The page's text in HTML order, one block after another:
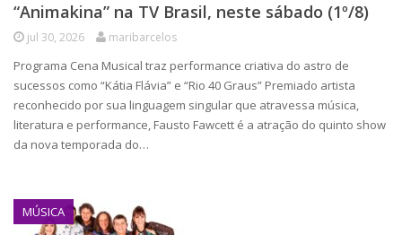
“Animakina” na TV Brasil, neste sábado (1º/8)
jul 30, 2026 maribarcelos
Programa Cena Musical traz performance criativa do astro de
sucessos como “Kátia Flávia” e “Rio 40 Graus” Premiado artista
reconhecido por sua linguagem singular que atravessa música,
literatura e performance, Fausto Fawcett é a atração do quinto show
da nova temporada do…
MÚSICA